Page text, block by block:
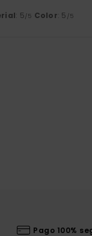
: 5 /5 Color: 5 /5
Pago 100%